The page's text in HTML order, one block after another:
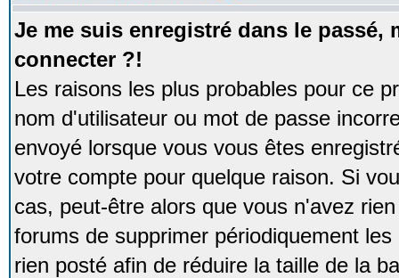
Je me suis enregistré dans le passé,
connecter ?!
Les raisons les plus probables pour ce
nom d'utilisateur ou mot de passe
envoyé lorsque vous vous êtes
votre compte pour quelque raison. Si
cas, peut-être alors que vous n'avez
forums de supprimer périodiquement
rien posté afin de réduire la taille de la